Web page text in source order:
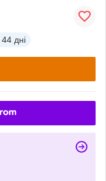
44 дні